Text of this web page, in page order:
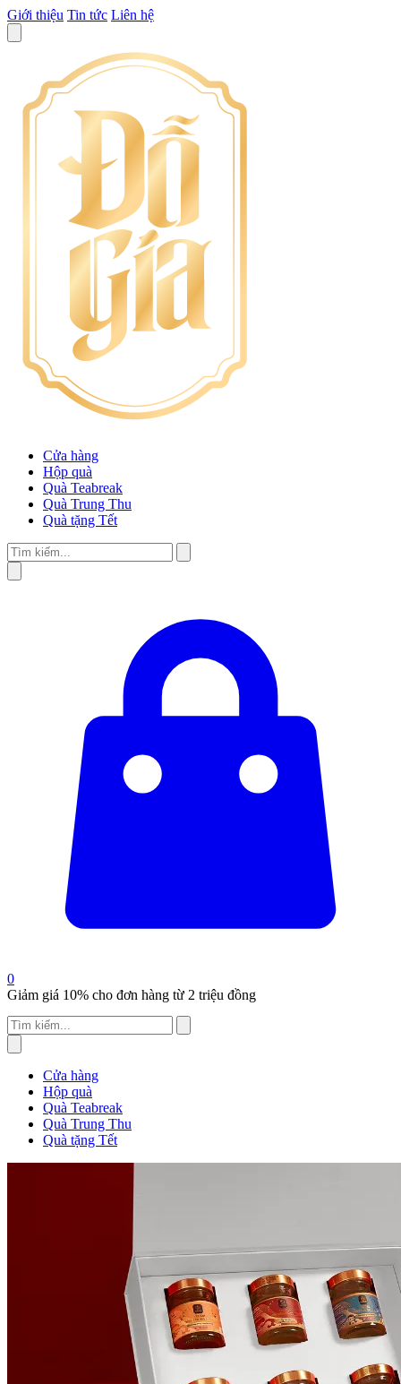
Giới thiệu Tin tức Liên hệ
Cửa hàng
Hộp quà
Quà Teabreak
Quà Trung Thu
Quà tặng Tết
0
Giảm giá 10% cho đơn hàng từ 2 triệu đồng
Cửa hàng
Hộp quà
Quà Teabreak
Quà Trung Thu
Quà tặng Tết